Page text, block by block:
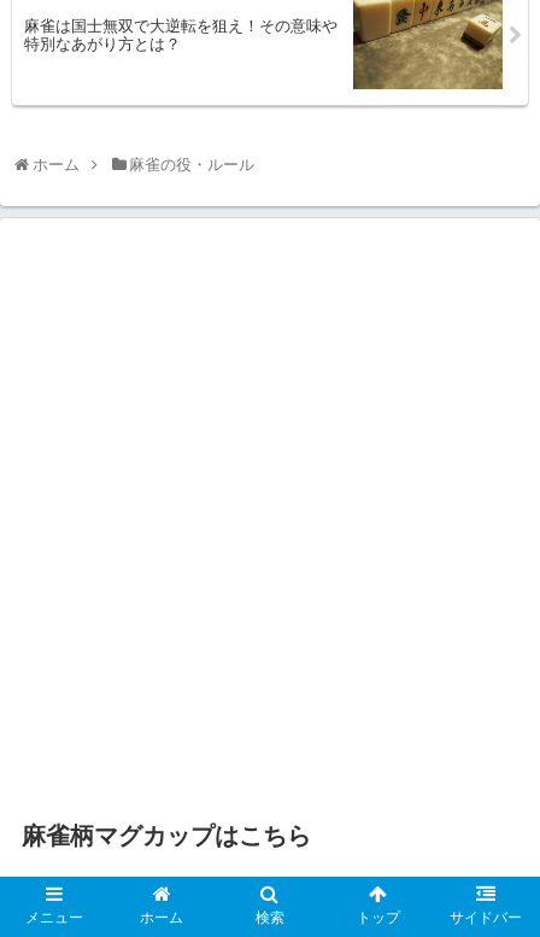
麻雀は国士無双で大逆転を狙え！その意味や
特別なあがり方とは？
ホーム 麻雀の役・ルール
麻雀柄マグカップはこちら
メニュー ホーム 検索 トップ サイドバー